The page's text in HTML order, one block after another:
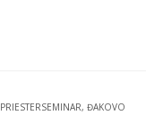
ĐAKOVO